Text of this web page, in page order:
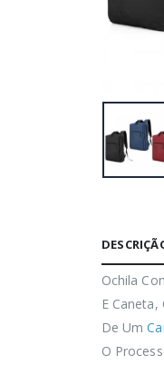
Ochila
E
De Um
O